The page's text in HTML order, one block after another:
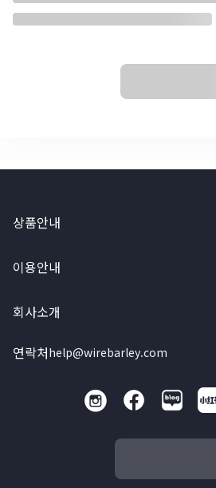
상품안내
이용안내
회사소개
연락처help@wirebarley.com